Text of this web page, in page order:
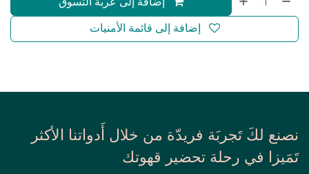
إضافة إلى قائمة الأمنيات
نصنع لكَ تَجربَة فريدّة من خلال أَدواتنا الأكثر
تَمَيزا في رحلة تحضير قهوتك